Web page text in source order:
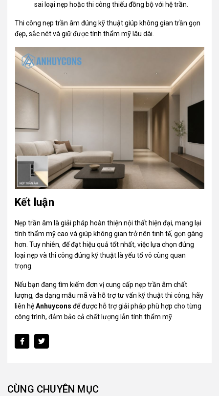
sai loại nẹp hoặc thi công thiếu đồng bộ với hệ trần.
Thi công nẹp trần âm đúng kỹ thuật giúp không gian trần gọn
đẹp, sắc nét và giữ được tính thẩm mỹ lâu dài.
Kết luận
Nẹp trần âm là giải pháp hoàn thiện nội thất hiện đại, mang lại
tính thẩm mỹ cao và giúp không gian trở nên tinh tế, gọn gàng
hơn. Tuy nhiên, để đạt hiệu quả tốt nhất, việc lựa chọn đúng
loại nẹp và thi công đúng kỹ thuật là yếu tố vô cùng quan
trọng.
Nếu bạn đang tìm kiếm đơn vị cung cấp nẹp trần âm chất
lượng, đa dạng mẫu mã và hỗ trợ tư vấn kỹ thuật thi công, hãy
liên hệAnhuycons để được hỗ trợ giải pháp phù hợp cho từng
công trình, đảm bảo cả chất lượng lẫn tính thẩm mỹ.
CÙNG CHUYÊN MỤC